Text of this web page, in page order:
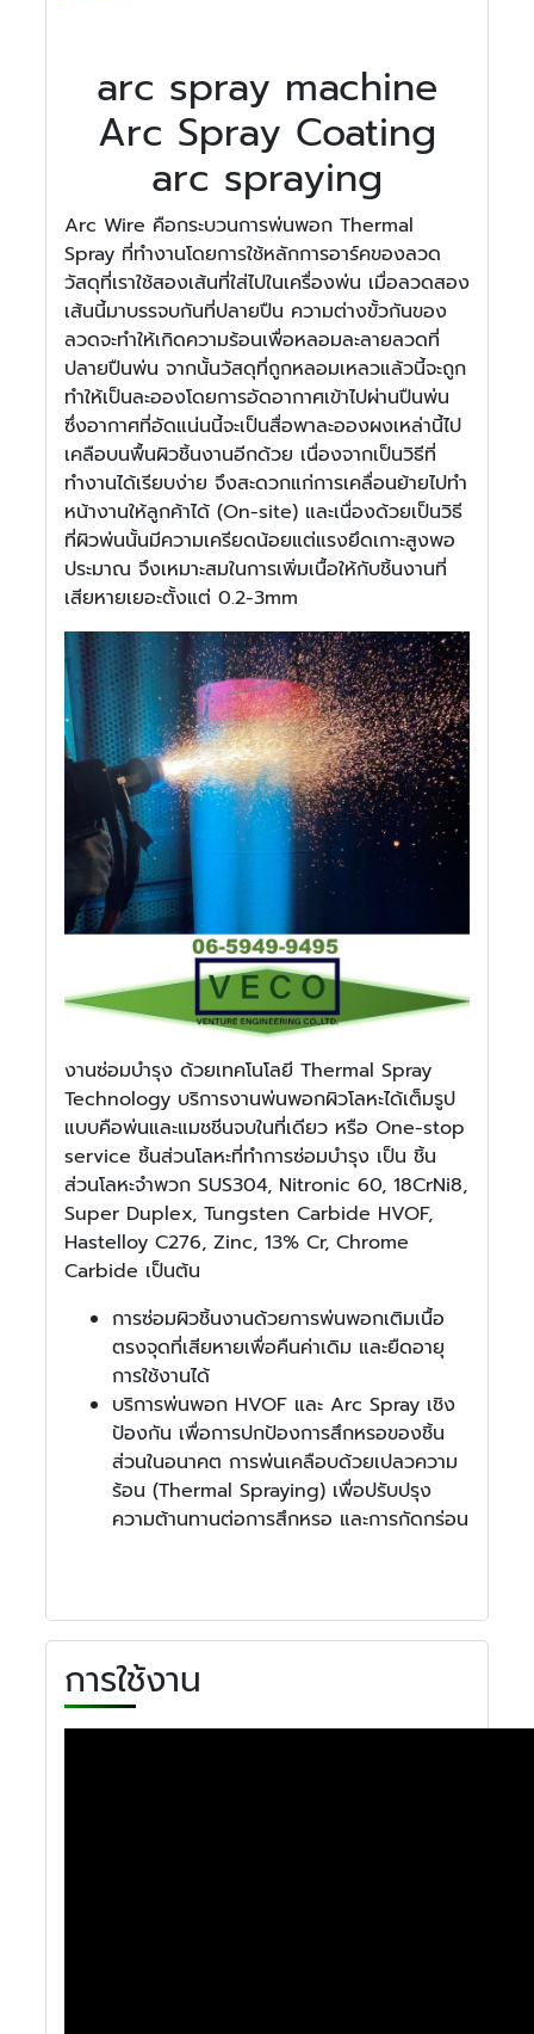
arc spray machine
Arc Spray Coating
arc spraying
Arc Wire คือกระบวนการพ่นพอก Thermal
Spray ที่ทำงานโดยการใช้หลักการอาร์คของลวด
วัสดุที่เราใช้สองเส้นที่ใส่ไปในเครื่องพ่น เมื่อลวดสอง
เส้นนี้มาบรรจบกันที่ปลายปืน ความต่างขั้วกันของ
ลวดจะทำให้เกิดความร้อนเพื่อหลอมละลายลวดที่
ปลายปืนพ่น จากนั้นวัสดุที่ถูกหลอมเหลวแล้วนี้จะถูก
ทำให้เป็นละอองโดยการอัดอากาศเข้าไปผ่านปืนพ่น
ซึ่งอากาศที่อัดแน่นนี้จะเป็นสื่อพาละอองผงเหล่านี้ไป
เคลือบนพื้นผิวชิ้นงานอีกด้วย เนื่องจากเป็นวิธีที่
ทำงานได้เรียบง่าย จึงสะดวกแก่การเคลื่อนย้ายไปทำ
หน้างานให้ลูกค้าได้ (On-site) และเนื่องด้วยเป็นวิธี
ที่ผิวพ่นนั้นมีความเครียดน้อยแต่แรงยึดเกาะสูงพอ
ประมาณ จึงเหมาะสมในการเพิ่มเนื้อให้กับชิ้นงานที่
เสียหายเยอะตั้งแต่ 0.2-3mm
งานซ่อมบำรุง ด้วยเทคโนโลยี Thermal Spray
Technology บริการงานพ่นพอกผิวโลหะได้เต็มรูป
แบบคือพ่นและแมชชีนจบในที่เดียว หรือ One-stop
service ชิ้นส่วนโลหะที่ทำการซ่อมบำรุง เป็น ชิ้น
ส่วนโลหะจำพวก SUS304, Nitronic 60, 18CrNi8,
Super Duplex, Tungsten Carbide HVOF,
Hastelloy C276, Zinc, 13% Cr, Chrome
Carbide เป็นต้น
การซ่อมผิวชิ้นงานด้วยการพ่นพอกเติมเนื้อ
ตรงจุดที่เสียหายเพื่อคืนค่าเดิม และยืดอายุ
การใช้งานได้
บริการพ่นพอก HVOF และ Arc Spray เชิง
ป้องกัน เพื่อการปกป้องการสึกหรอของชิ้น
ส่วนในอนาคต การพ่นเคลือบด้วยเปลวความ
ร้อน (Thermal Spraying) เพื่อปรับปรุง
ความต้านทานต่อการสึกหรอ และการกัดกร่อน
การใช้งาน